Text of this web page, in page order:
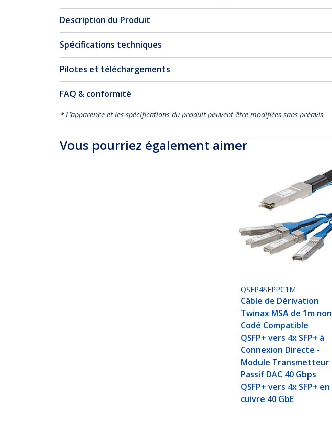
Description du Produit
Spécifications techniques
Pilotes et téléchargements
FAQ & conformité
* L’apparence et les spécifications du produit peuvent être modifiées sans préavis
Vous pourriez également aimer
QSFP4SFPPC1M
Câble de Dérivation
Twinax MSA de 1m non
Codé Compatible
QSFP+ vers 4x SFP+ à
Connexion Directe -
Module Transmetteur
Passif DAC 40 Gbps
QSFP+ vers 4x SFP+ en
cuivre 40 GbE